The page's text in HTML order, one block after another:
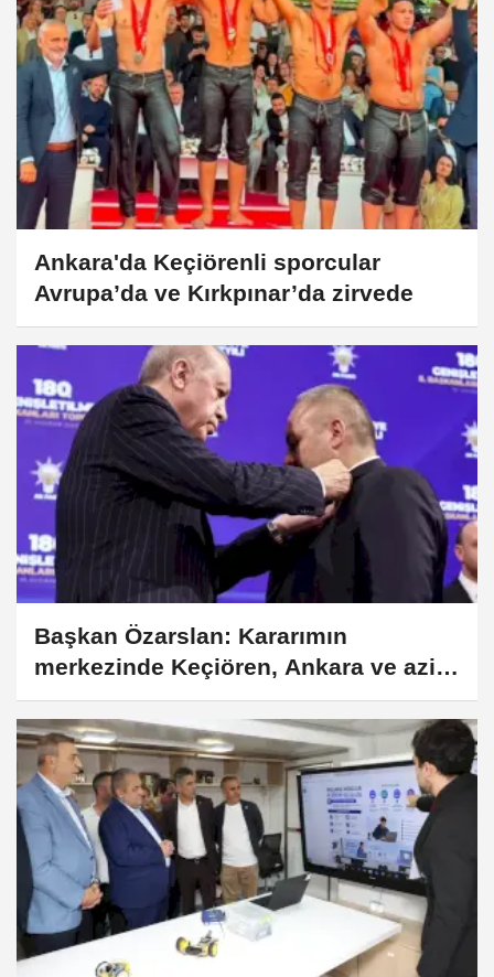
Ankara'da Keçiörenli sporcular
Avrupa’da ve Kırkpınar’da zirvede
Başkan Özarslan: Kararımın
merkezinde Keçiören, Ankara ve aziz
milletim var